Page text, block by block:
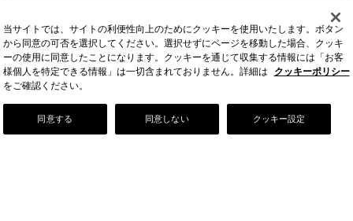
Our Story
当サイトでは、サイトの利便性向上のためにクッキーを使用いたします。ボタン
から同意の可否を選択してください。選択せずにページを移動した場合、クッキ
ーの使用に同意したことになります。クッキーを通じて収集する情報には「お客
様個人を特定できる情報」は一切含まれておりません。詳細は
クッキーポリシー
をご確認ください。
クッキー設定
同意しない
同意する